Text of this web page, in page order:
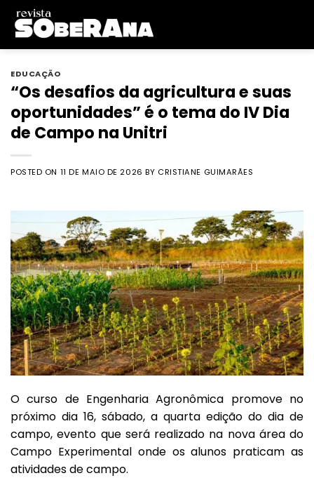
Skip
content
EDUCAÇÃO
“Os desafios da agricultura e suas
oportunidades” é o tema do IV Dia
de Campo na Unitri
POSTED ON 11 DE MAIO DE 2026 BY CRISTIANE GUIMARÃES
O curso de Engenharia Agronômica promove no
próximo dia 16, sábado, a quarta edição do dia de
campo, evento que será realizado na nova área do
Campo Experimental onde os alunos praticam as
atividades de campo.